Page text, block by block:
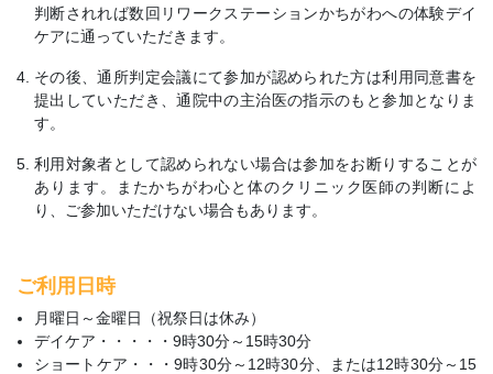
判断されれば数回リワークステーションかちがわへの体験デイ
ケアに通っていただきます。
その後、通所判定会議にて参加が認められた方は利用同意書を
提出していただき、通院中の主治医の指示のもと参加となりま
す。
利用対象者として認められない場合は参加をお断りすることが
あります。またかちがわ心と体のクリニック医師の判断によ
り、ご参加いただけない場合もあります。
ご利用日時
月曜日～金曜日（祝祭日は休み）
デイケア・・・・・9時30分～15時30分
ショートケア・・・9時30分～12時30分、または12時30分～15